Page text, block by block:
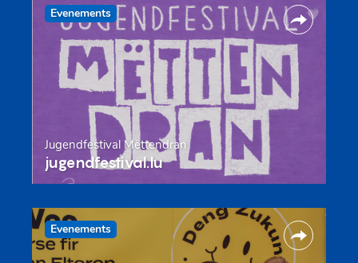
Evenements
Jugendfestival Mëttendran
jugendfestival.lu
Evenements